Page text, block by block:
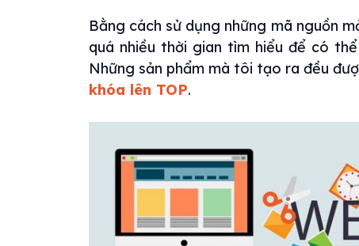
Bằng cách sử dụng những mã nguồn
quá nhiều thời gian tìm hiểu để có
Những sản phẩm mà tôi tạo ra đều
khóa lên TOP.